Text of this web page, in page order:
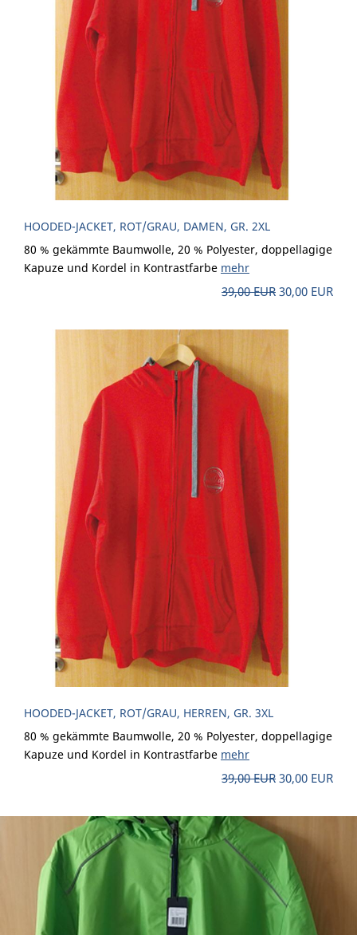
HOODED-JACKET, ROT/GRAU, DAMEN, GR. 2XL
80 % gekämmte Baumwolle, 20 % Polyester, doppellagige
Kapuze und Kordel in Kontrastfarbe mehr
39,00 EUR30,00 EUR
HOODED-JACKET, ROT/GRAU, HERREN, GR. 3XL
80 % gekämmte Baumwolle, 20 % Polyester, doppellagige
Kapuze und Kordel in Kontrastfarbe mehr
39,00 EUR30,00 EUR